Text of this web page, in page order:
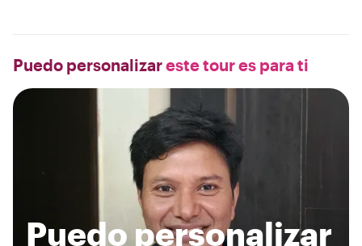
Puedo personalizareste tour es para ti
Puedo personalizar